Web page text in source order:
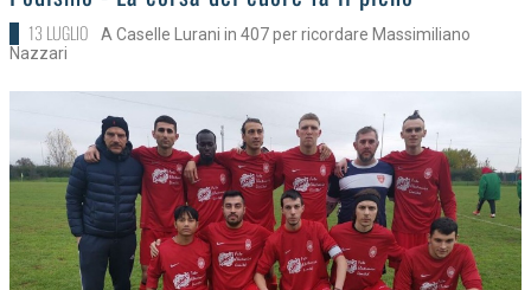
13 LUGLIO
A Caselle Lurani in 407 per ricordare Massimiliano
Nazzari